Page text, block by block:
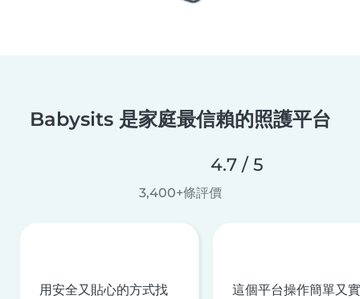
Babysits 是家庭最信賴的照護平台
4.7 / 5
3,400+條評價
用安全又貼心的方式找
這個平台操作簡單又實